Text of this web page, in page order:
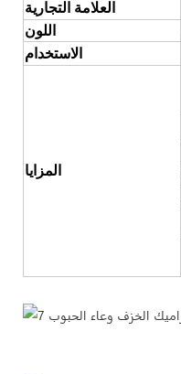
العلامة التجارية
اللون
الاستخدام
المزايا